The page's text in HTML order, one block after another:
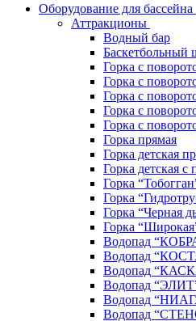
Оборудование для бассейна
Аттракционы
Водный бар
Баскетбольный
Горка с
Горка с
Горка с
Горка с
Горка с
Горка прямая
Горка детская
Горка детская с
Горка
Горка
Горка “Черная
Горка
Водопад
Водопад
Водопад
Водопад
Водопад
Водопад